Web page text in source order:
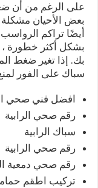
على الرغم من أن
بعض الأحيان مشكلة
أيضًا تراكم
بشكل أكثر خطورة ،
بك. إذا تغير ضغط
سباك على الفور
افضل فني صحي
رقم صحي الرابية
سباك الرابية
رقم صحي الرابية
رقم صحي دمعية
تركيب اطقم